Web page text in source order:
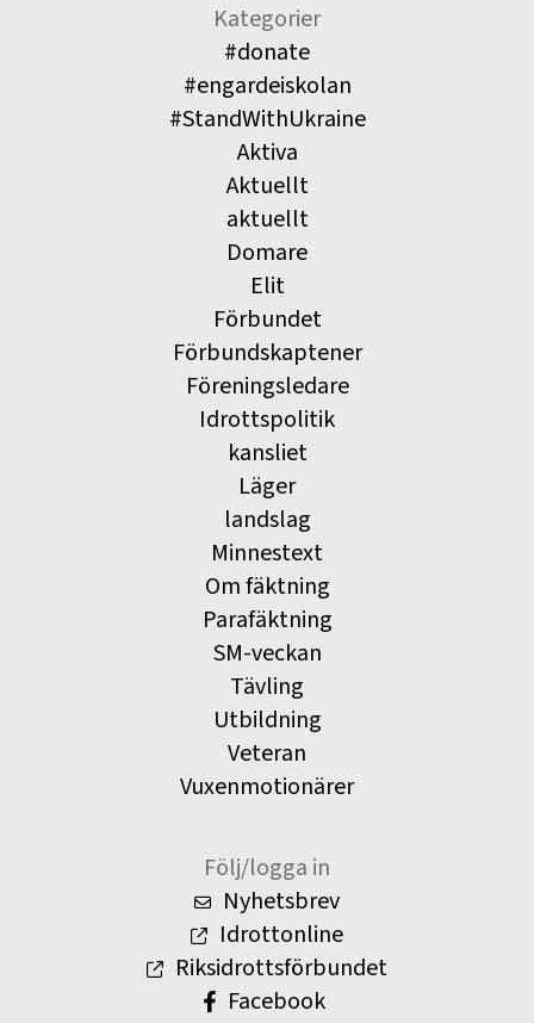
Kategorier
#donate
#engardeiskolan
#StandWithUkraine
Aktiva
Aktuellt
aktuellt
Domare
Elit
Förbundet
Förbundskaptener
Föreningsledare
Idrottspolitik
kansliet
Läger
landslag
Minnestext
Om fäktning
Parafäktning
SM-veckan
Tävling
Utbildning
Veteran
Vuxenmotionärer
Följ/logga in
Nyhetsbrev
Idrottonline
Riksidrottsförbundet
Facebook